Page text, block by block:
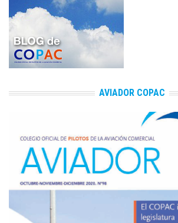
AVIADOR COPAC